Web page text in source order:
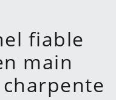
fiable
main